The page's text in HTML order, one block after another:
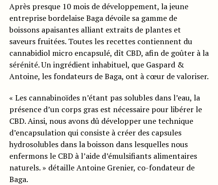
Après presque 10 mois de développement, la jeune
entreprise bordelaise Baga dévoile sa gamme de
boissons apaisantes alliant extraits de plantes et
saveurs fruitées. Toutes les recettes contiennent du
cannabidiol micro encapsulé, dît CBD, afin de goûter à la
sérénité. Un ingrédient inhabituel, que Gaspard &
Antoine, les fondateurs de Baga, ont à cœur de valoriser.
« Les cannabinoïdes n’étant pas solubles dans l’eau, la
présence d’un corps gras est nécessaire pour libérer le
CBD. Ainsi, nous avons dû développer une technique
d’encapsulation qui consiste à créer des capsules
hydrosolubles dans la boisson dans lesquelles nous
enfermons le CBD à l’aide d’émulsifiants alimentaires
naturels. » détaille Antoine Grenier, co-fondateur de
Baga.